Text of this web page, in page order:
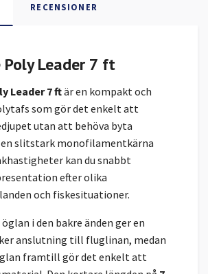
RECENSIONER
Poly Leader 7 ft
Leader 7 ftär en kompakt och
som gör det enkelt att
utan att behöva byta
en slitstark monofilamentkärna
kan du snabbt
efter olika
och fiskesituationer.
öglan i den bakre änden ger en
anslutning till fluglinan, medan
framtill gör det enkelt att